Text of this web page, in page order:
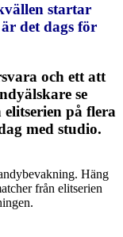
startar
det dags för
och ett att
se
på flera
med studio.
Häng
från elitserien